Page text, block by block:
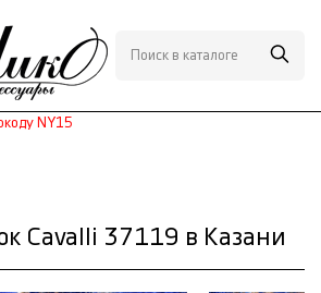
NY15
Cavalli 37119 в Казани